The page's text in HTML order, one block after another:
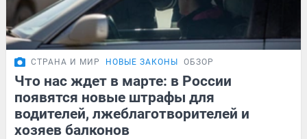
СТРАНА И МИР НОВЫЕ ЗАКОНЫ ОБЗОР
Что нас ждет в марте: в России
появятся новые штрафы для
водителей, лжеблаготворителей и
хозяев балконов